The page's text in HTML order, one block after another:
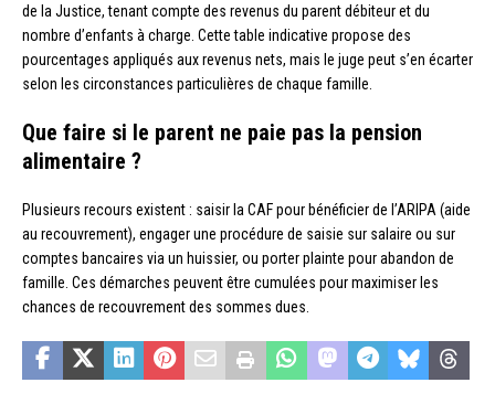
de la Justice, tenant compte des revenus du parent débiteur et du
nombre d’enfants à charge. Cette table indicative propose des
pourcentages appliqués aux revenus nets, mais le juge peut s’en écarter
selon les circonstances particulières de chaque famille.
Que faire si le parent ne paie pas la pension
alimentaire ?
Plusieurs recours existent : saisir la CAF pour bénéficier de l’ARIPA (aide
au recouvrement), engager une procédure de saisie sur salaire ou sur
comptes bancaires via un huissier, ou porter plainte pour abandon de
famille. Ces démarches peuvent être cumulées pour maximiser les
chances de recouvrement des sommes dues.